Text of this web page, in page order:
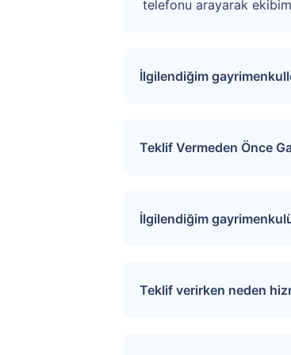
telefonu arayarak
İlgilendiğim
değişiklikler ve açık
Teklif Vermeden Önce
İlgilendiğim
Verdiğiniz teklif satıcı
Teklif verirken neden